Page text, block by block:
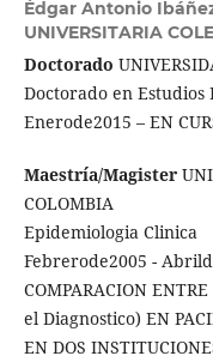
Édgar Antonio
UNIVERSITARIA
Doctorado
Doctorado en Estudios
Enerode2015 – EN
Maestría/Magister
COLOMBIA
Epidemiologia Clinica
Febrerode2005 -
COMPARACION
el Diagnostico) EN
EN DOS